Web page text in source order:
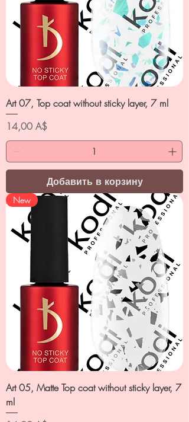
Art 07, Top coat without sticky layer, 7 ml
Цена
14,00 A$
Добавить в корзину
New
Art 05, Matte Top coat without sticky layer, 7
ml